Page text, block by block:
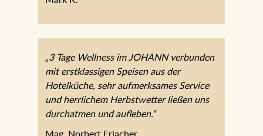
Mark K.
„3 Tage Wellness im JOHANN
verbunden mit erstklassigen Speisen aus
der Hotelküche, sehr aufmerksames
Service und herrlichem Herbstwetter